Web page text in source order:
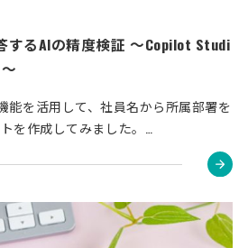
するAIの精度検証 〜Copilot Studi
能を活用して、社員名から所属部署を
を作成してみました。…